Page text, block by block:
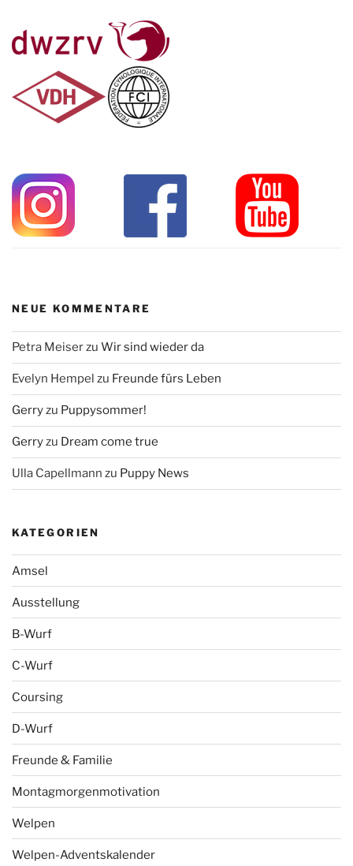
NEUE KOMMENTARE
Petra Meiserzu Wir sind wieder da
Evelyn Hempel zu Freunde fürs Leben
Gerryzu Puppysommer!
Gerryzu Dream come true
Ulla Capellmann zu Puppy News
KATEGORIEN
Amsel
Ausstellung
B-Wurf
C-Wurf
Coursing
D-Wurf
Freunde & Familie
Montagmorgenmotivation
Welpen
Welpen-Adventskalender